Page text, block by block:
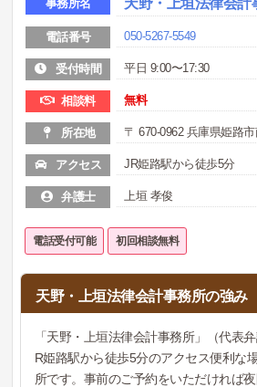
事務所名 天野・上垣法律会計
電話番号 050-5267-5549
受付時間 平日 9:00〜17:30
相談料 無料
所在地 〒 670-0962 兵庫県姫路
アクセス JR姫路駅から徒歩5分
弁護士 上垣 孝俊
電話受付可能 初回相談無料
天野・上垣法律会計事務所の強み
「天野・上垣法律会計事務所」（代表
R姫路駅から徒歩5分のアクセス便利な
所です。事前のご予約をいただければ